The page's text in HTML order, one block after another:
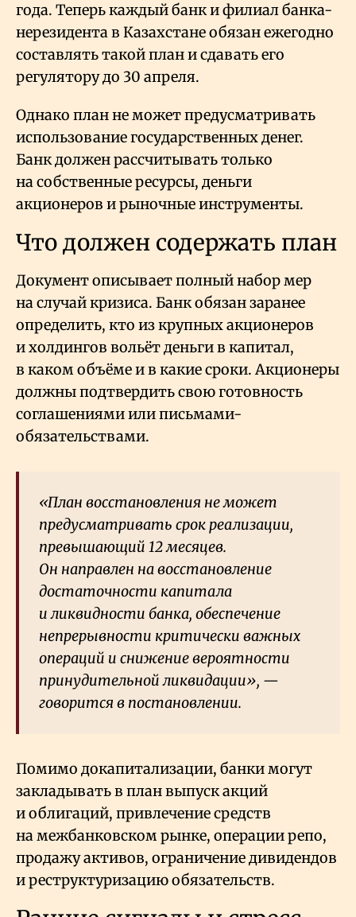
года. Теперь каждый банк и филиал банка-
нерезидента в Казахстане обязан ежегодно
составлять такой план и сдавать его
регулятору до 30 апреля.
Однако план не может предусматривать
использование государственных денег.
Банк должен рассчитывать только
на собственные ресурсы, деньги
акционеров и рыночные инструменты.
Что должен содержать план
Документ описывает полный набор мер
на случай кризиса. Банк обязан заранее
определить, кто из крупных акционеров
и холдингов вольёт деньги в капитал,
в каком объёме и в какие сроки. Акционеры
должны подтвердить свою готовность
соглашениями или письмами-
обязательствами.
«План восстановления не может
предусматривать срок реализации,
превышающий 12 месяцев.
Он направлен на восстановление
достаточности капитала
и ликвидности банка, обеспечение
непрерывности критически важных
операций и снижение вероятности
принудительной ликвидации», —
говорится в постановлении.
Помимо докапитализации, банки могут
закладывать в план выпуск акций
и облигаций, привлечение средств
на межбанковском рынке, операции репо,
продажу активов, ограничение дивидендов
и реструктуризацию обязательств.